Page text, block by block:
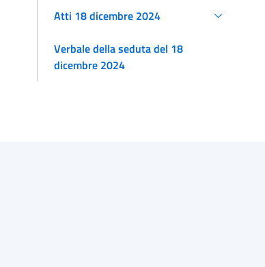
Atti 18 dicembre 2024
Verbale della seduta del 18
dicembre 2024